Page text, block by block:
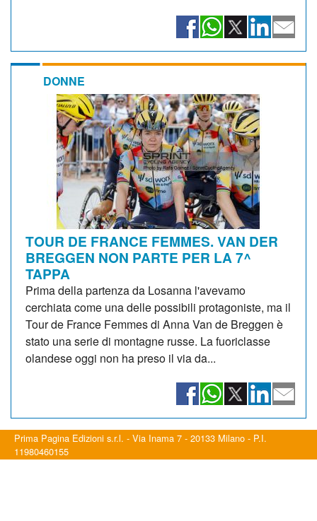
DONNE
TOUR DE FRANCE FEMMES. VAN DER
BREGGEN NON PARTE PER LA 7^
TAPPA
Prima della partenza da Losanna l'avevamo
cerchiata come una delle possibili protagoniste, ma il
Tour de France Femmes di Anna Van de Breggen è
stato una serie di montagne russe. La fuoriclasse
olandese oggi non ha preso il via da...
Prima Pagina Edizioni s.r.l. - Via Inama 7 - 20133 Milano - P.I.
11980460155